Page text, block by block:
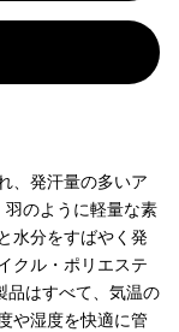
、発汗量の多いア
のように軽量な素
水分をすばやく発
クル・ポリエステ
品はすべて、気温の
や湿度を快適に管